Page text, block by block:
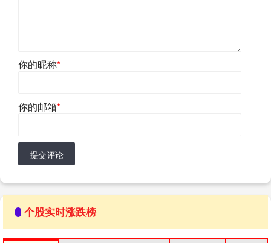
你的昵称*
你的邮箱*
提交评论
个股实时涨跌榜